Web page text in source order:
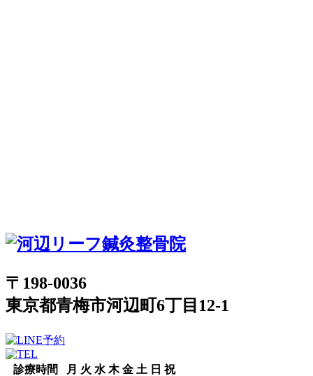
〒198-0036
東京都青梅市河辺町6丁目12-1
診療時間 月 火 水 木 金 土 日 祝